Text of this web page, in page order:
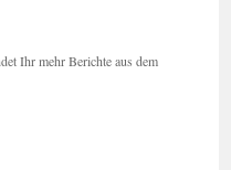
Ihr mehr Berichte aus dem